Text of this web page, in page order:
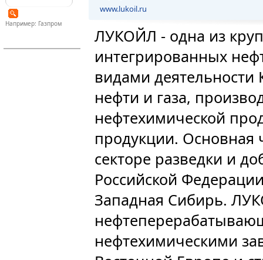
Например: Газпром
www.lukoil.ru
ЛУКОЙЛ - одна из
интегрированных
видами
нефти и газа,
нефтехимической
продукции. Основная
секторе разведки и
Российской
Западная Сибирь.
нефтехимическими